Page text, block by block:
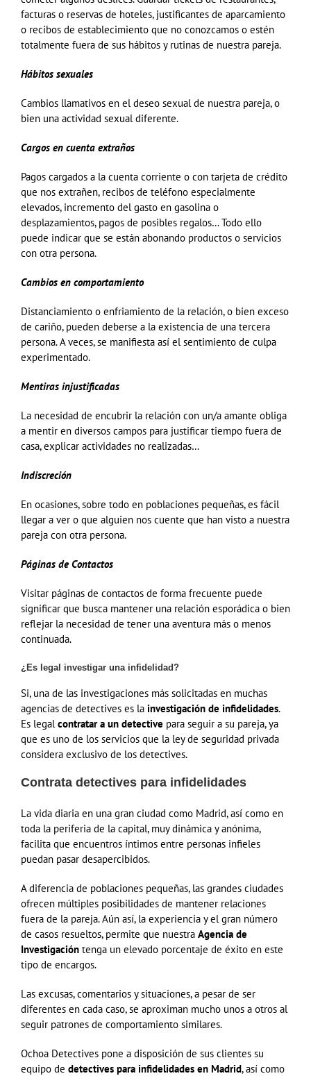
facturas o reservas de hoteles, justificantes de aparcamiento
o recibos de establecimiento que no conozcamos o estén
totalmente fuera de sus hábitos y rutinas de nuestra pareja.
Hábitos sexuales
Cambios llamativos en el deseo sexual de nuestra pareja, o
bien una actividad sexual diferente.
Cargos en cuenta extraños
Pagos cargados a la cuenta corriente o con tarjeta de crédito
que nos extrañen, recibos de teléfono especialmente
elevados, incremento del gasto en gasolina o
desplazamientos, pagos de posibles regalos… Todo ello
puede indicar que se están abonando productos o servicios
con otra persona.
Cambios en comportamiento
Distanciamiento o enfriamiento de la relación, o bien exceso
de cariño, pueden deberse a la existencia de una tercera
persona. A veces, se manifiesta así el sentimiento de culpa
experimentado.
Mentiras injustificadas
La necesidad de encubrir la relación con un/a amante obliga
a mentir en diversos campos para justificar tiempo fuera de
casa, explicar actividades no realizadas…
Indiscreción
En ocasiones, sobre todo en poblaciones pequeñas, es fácil
llegar a ver o que alguien nos cuente que han visto a nuestra
pareja con otra persona.
Páginas de Contactos
Visitar páginas de contactos de forma frecuente puede
significar que busca mantener una relación esporádica o bien
reflejar la necesidad de tener una aventura más o menos
continuada.
¿Es legal investigar una infidelidad?
Si, una de las investigaciones más solicitadas en muchas
agencias de detectives es la investigación de infidelidades.
Es legalcontratar a un detective para seguir a su pareja, ya
que es uno de los servicios que la ley de seguridad privada
considera exclusivo de los detectives.
Contrata detectives para infidelidades
La vida diaria en una gran ciudad como Madrid, así como en
toda la periferia de la capital, muy dinámica y anónima,
facilita que encuentros íntimos entre personas infieles
puedan pasar desapercibidos.
A diferencia de poblaciones pequeñas, las grandes ciudades
ofrecen múltiples posibilidades de mantener relaciones
fuera de la pareja. Aún así, la experiencia y el gran número
de casos resueltos, permite que nuestra Agencia de
Investigacióntenga un elevado porcentaje de éxito en este
tipo de encargos.
Las excusas, comentarios y situaciones, a pesar de ser
diferentes en cada caso, se aproximan mucho unos a otros al
seguir patrones de comportamiento similares.
Ochoa Detectives pone a disposición de sus clientes su
equipo de detectives para infidelidades en Madrid, así como